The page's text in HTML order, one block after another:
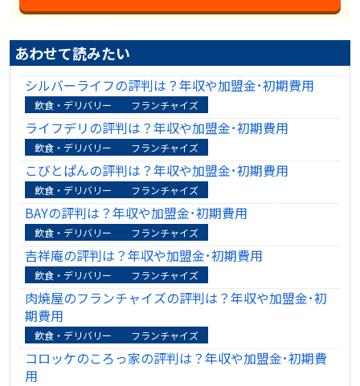
あわせて読みたい
シルバーライフの評判は？年収や加盟金･初期費用
飲食・デリバリー フランチャイズ
ライフデリの評判は？年収や加盟金･初期費用
飲食・デリバリー フランチャイズ
こびとぱんの評判は？年収や加盟金･初期費用
飲食・デリバリー フランチャイズ
BAYの評判は？年収や加盟金･初期費用
飲食・デリバリー フランチャイズ
吉祥庵の評判は？年収や加盟金･初期費用
飲食・デリバリー フランチャイズ
肉焼屋のフランチャイズの評判は？年収や加盟金･初
期費用
飲食・デリバリー フランチャイズ
コロッケのころっ家の評判は？年収や加盟金･初期費
用